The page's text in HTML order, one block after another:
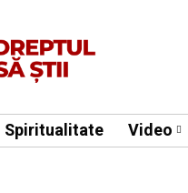
Spiritualitate Video